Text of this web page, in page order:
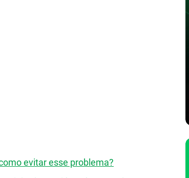
evitar esse problema?